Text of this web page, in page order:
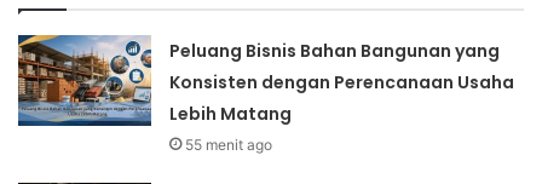
Peluang Bisnis Bahan Bangunan yang
Konsisten dengan Perencanaan Usaha
Lebih Matang
55 menit ago